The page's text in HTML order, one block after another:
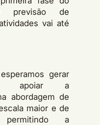
previsão de
vai até
gerar
apoiar a
abordagem de
maior e de
permitindo a